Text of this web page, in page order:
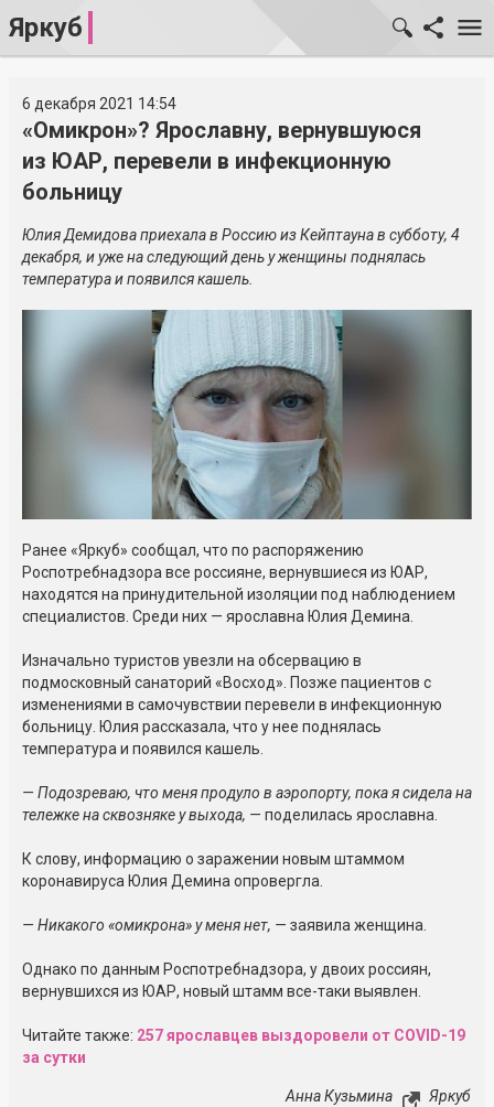
Яркуб
6 декабря 2021 14:54
«Омикрон»? Ярославну, вернувшуюся
из ЮАР, перевели в инфекционную
больницу
Юлия Демидова приехала в Россию из Кейптауна в субботу, 4
декабря, и уже на следующий день у женщины поднялась
температура и появился кашель.
Ранее «Яркуб» сообщал, что по распоряжению
Роспотребнадзора все россияне, вернувшиеся из ЮАР,
находятся на принудительной изоляции под наблюдением
специалистов. Среди них — ярославна Юлия Демина.
Изначально туристов увезли на обсервацию в
подмосковный санаторий «Восход». Позже пациентов с
изменениями в самочувствии перевели в инфекционную
больницу. Юлия рассказала, что у нее поднялась
температура и появился кашель.
— Подозреваю, что меня продуло в аэропорту, пока я сидела на
тележке на сквозняке у выхода, — поделилась ярославна.
К слову, информацию о заражении новым штаммом
коронавируса Юлия Демина опровергла.
— Никакого «омикрона» у меня нет, — заявила женщина.
Однако по данным Роспотребнадзора, у двоих россиян,
вернувшихся из ЮАР, новый штамм все-таки выявлен.
Читайте также: 257 ярославцев выздоровели от COVID-19
за сутки
Анна Кузьмина Яркуб